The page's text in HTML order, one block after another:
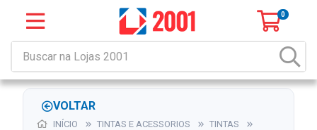
0
VOLTAR
INÍCIO TINTAS E ACESSORIOS
TINTAS